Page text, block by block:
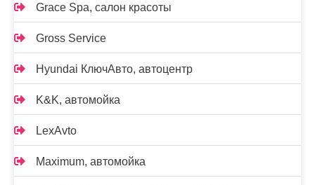
Grace Spa, салон красоты
Gross Service
Hyundai КлючАвто, автоцентр
K&K, автомойка
LexAvto
Maximum, автомойка